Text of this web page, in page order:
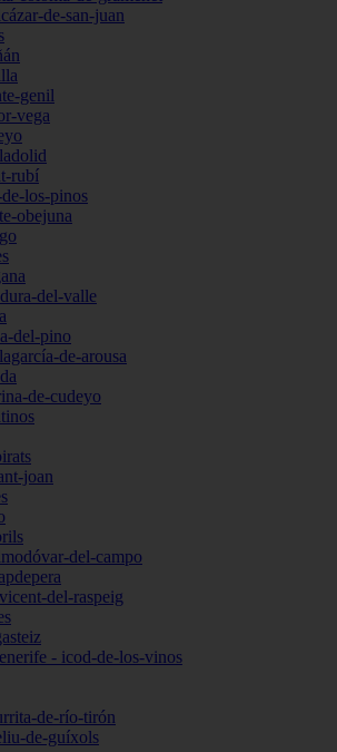
de-san-juan
genil
vega
rubí
los-pinos
obejuna
del-valle
del-pino
de-arousa
de-cudeyo
joan
del-campo
del-raspeig
- icod-de-los-vinos
de-río-tirón
de-guíxols